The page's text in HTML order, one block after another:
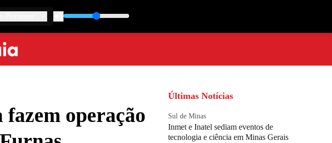
fazem operação
Últimas Notícias
Sul de Minas
Inmet e Inatel sediam eventos de
tecnologia e ciência em Minas Gerais